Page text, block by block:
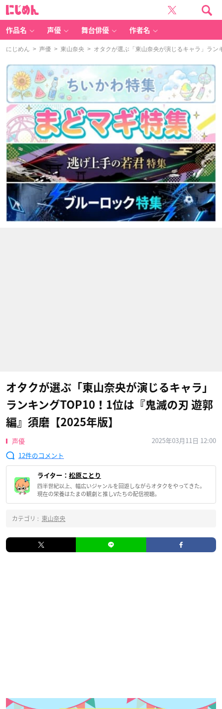
作品名 声優 舞台俳優 作者名
にじめん > 声優 > 東山奈央 > オタクが選ぶ「東山奈央が演じるキャラ」ラ
オタクが選ぶ「東山奈央が演じるキャラ」
ランキングTOP10！1位は『鬼滅の刃 遊郭
編』須磨【2025年版】
声優
2025年03月11日 12:00
12
ライター： 松原ことり
四半世紀以上、幅広いジャンルを回遊しながらオタクをやってきた。
現在の栄養はたまの観劇と推しVたちの配信視聴。
カテゴリ : 東山奈央